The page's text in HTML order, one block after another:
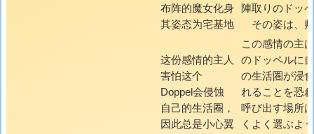
布阵的魔女化身
其姿态为宅基地
陣取りのドッ
その姿は、
这份感情的主人
害怕这个
Doppel会侵蚀
自己的生活圈，
因此总是小心翼
この感情の主
のドッペルに
の生活圏が浸
れることを恐
呼び出す場所
くよく選ぶよ